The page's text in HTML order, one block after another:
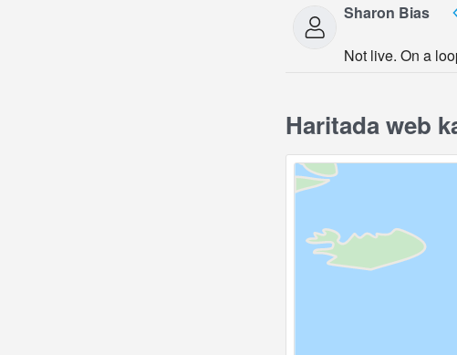
Sharon Bias
Not live. On a
Haritada web